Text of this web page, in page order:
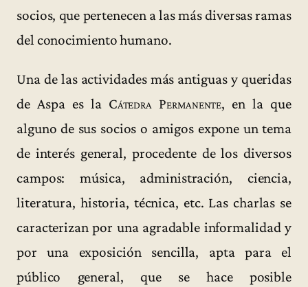
socios, que pertenecen a las más diversas ramas
del conocimiento humano.
Una de las actividades más antiguas y queridas
de Aspa es la Cátedra Permanente, en la que
alguno de sus socios o amigos expone un tema
de interés general, procedente de los diversos
campos: música, administración, ciencia,
literatura, historia, técnica, etc. Las charlas se
caracterizan por una agradable informalidad y
por una exposición sencilla, apta para el
público general, que se hace posible